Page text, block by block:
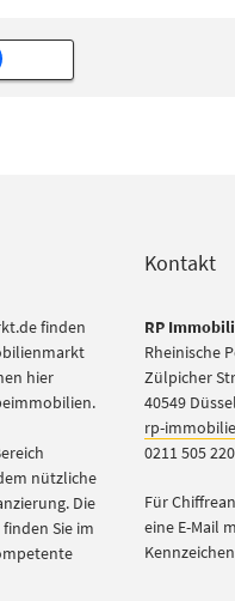
finden
hier
nützliche
Die
Sie im
Kontakt
RP
Rheinische
Zülpicher
40549
rp-
0211 505
Für
eine E-Mail